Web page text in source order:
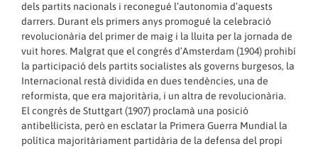
dels partits nacionals i reconegué l’autonomia d’aquests
darrers. Durant els primers anys promogué la celebració
revolucionària del primer de maig i la lluita per la jornada de
vuit hores. Malgrat que el congrés d’Amsterdam (1904) prohibí
la participació dels partits socialistes als governs burgesos, la
Internacional restà dividida en dues tendències, una de
reformista, que era majoritària, i un altra de revolucionària.
El congrés de Stuttgart (1907) proclamà una posició
antibel·licista, però en esclatar la Primera Guerra Mundial la
política majoritàriament partidària de la defensa del propi